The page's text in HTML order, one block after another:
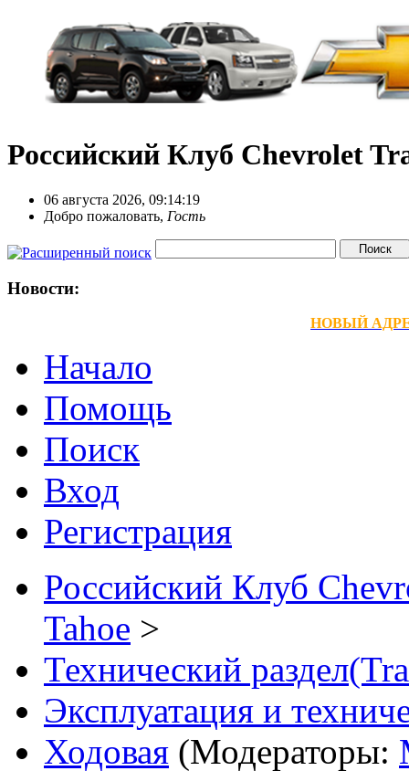
Российский Клуб Chevrolet
06 августа 2026, 09:14:19
Добро пожаловать, Гость
Новости:
НОВЫЙ АДРЕС
Начало
Помощь
Поиск
Вход
Регистрация
Российский Клуб
Tahoe >
Технический
Эксплуатация и
Ходовая (Модераторы: